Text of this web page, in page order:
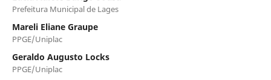
Prefeitura Municipal de Lages
Mareli Eliane Graupe
PPGE/Uniplac
Geraldo Augusto Locks
PPGE/Uniplac